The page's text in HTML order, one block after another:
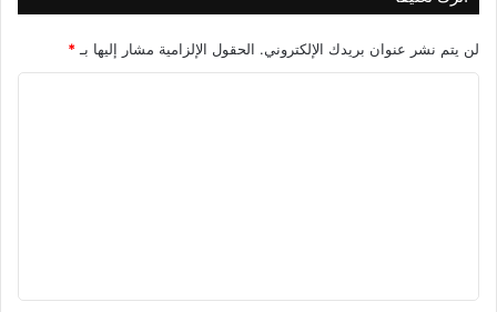
لن يتم نشر عنوان بريدك الإلكتروني. الحقول الإلزامية مشار إليها بـ*